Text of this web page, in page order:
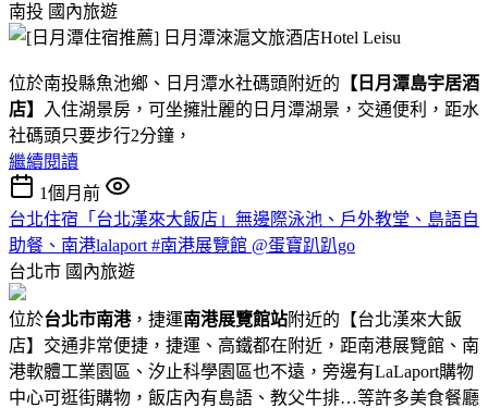
南投 國內旅遊
位於南投縣魚池鄉、日月潭水社碼頭附近的 【日月潭島宇居酒
店】
入住湖景房，可坐擁壯麗的日月潭湖景，交通便利，距水
社碼頭只要步行2分鐘，
繼續閱讀
1個月前
台北住宿「台北漢來大飯店」無邊際泳池、戶外教堂、島語自
助餐、南港lalaport #南港展覽館 @蛋寶趴趴go
台北市 國內旅遊
位於台北市南港，捷運南港展覽館站附近的【台北漢來大飯
店】交通非常便捷，捷運、高鐵都在附近，距南港展覽館、南
港軟體工業園區、汐止科學園區也不遠，旁邊有LaLaport購物
中心可逛街購物，飯店內有島語、教父牛排…等許多美食餐廳